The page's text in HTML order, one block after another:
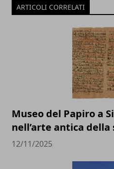
ARTICOLI CORRELATI
Museo del Papiro a
nell’arte antica
12/11/2025